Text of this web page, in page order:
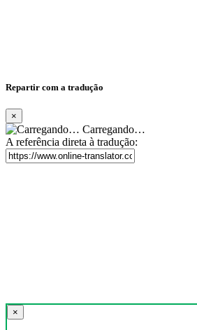
Repartir com a tradução
×
Carregando…
A referência direta à tradução:
×